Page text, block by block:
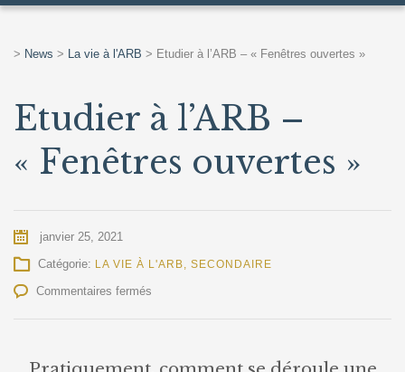
> News > La vie à l'ARB > Etudier à l’ARB – « Fenêtres ouvertes »
Etudier à l’ARB –
« Fenêtres ouvertes »
janvier 25, 2021
Catégorie: LA VIE À L'ARB, SECONDAIRE
Commentaires fermés